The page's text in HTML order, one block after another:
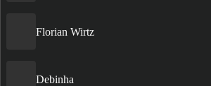
Florian Wirtz
Debinha